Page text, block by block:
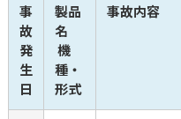
事
故
発
生
日
製品
名
種・
形式
事故内容